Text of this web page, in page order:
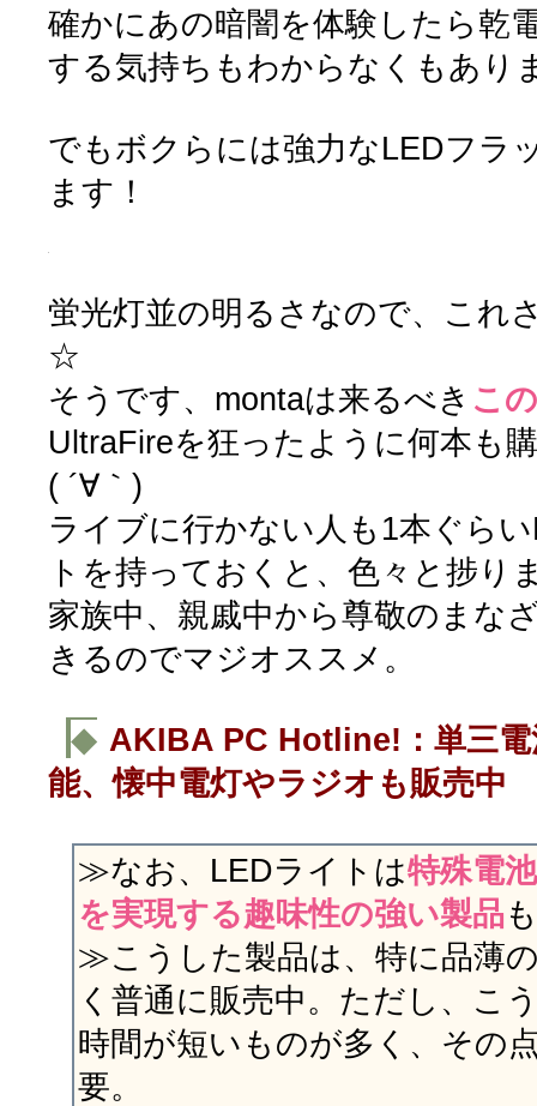
確かにあの暗闇を体験したら乾
する気持ちもわからなくもあり
でもボクらには強力なLEDフラ
ます！
蛍光灯並の明るさなので、これ
☆
そうです、montaは来るべき こ
UltraFireを狂ったように何本も
( ´∀｀)
ライブに行かない人も1本ぐら
トを持っておくと、色々と捗り
家族中、親戚中から尊敬のまな
きるのでマジオススメ。
◆ AKIBA PC Hotline!：単三電
能、懐中電灯やラジオも販売中
≫なお、LEDライトは特殊電
を実現する趣味性の強い製品
≫こうした製品は、特に品薄
く普通に販売中。ただし、こ
時間が短いものが多く、その
要。